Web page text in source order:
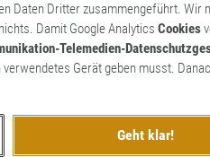
Daten Dritter zusammengeführt. Wir
Damit Google Analytics Cookies
Telemedien-
Gerät geben musst.
Geht klar!